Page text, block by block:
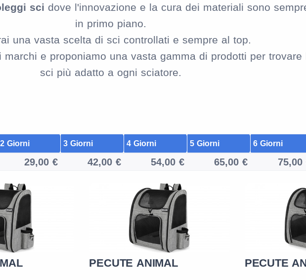
sci dove l'innovazione e la cura dei materiali sono
in primo piano.
una vasta scelta di sci controllati e sempre al top.
marchi e proponiamo una vasta gamma di prodotti per trovare
sci più adatto a ogni sciatore.
2 Giorni 3 Giorni 4 Giorni 5 Giorni 6 Giorni
29,00 € 42,00 € 54,00 € 65,00 € 75,00
PECUTE ANIMAL PECUTE